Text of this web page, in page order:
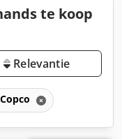
te koop
Relevantie